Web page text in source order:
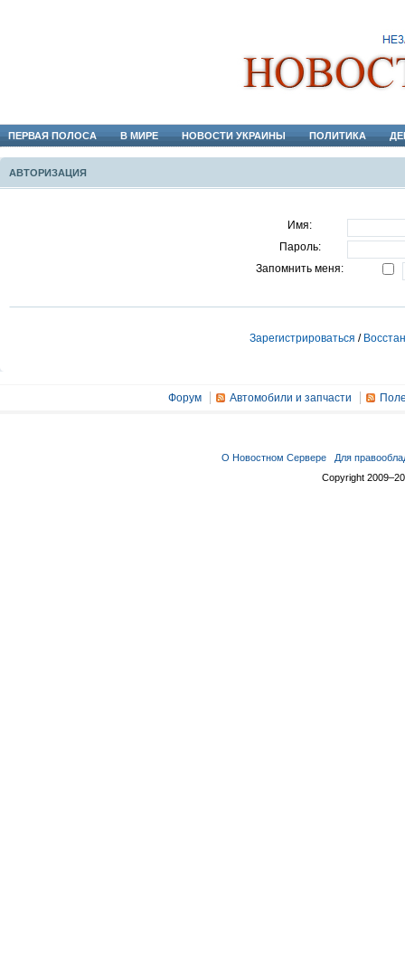
ПЕРВАЯ ПОЛОСА В МИРЕ НОВОСТИ УКРАИНЫ ПОЛИТИКА
АВТОРИЗАЦИЯ
Имя:
Пароль:
Запомнить меня:
Зарегистрироваться /
Форум Автомобили и запчасти
О Новостном Сервере
Для
Copyright